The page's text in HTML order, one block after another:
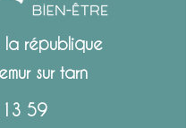
république
sur tarn
59